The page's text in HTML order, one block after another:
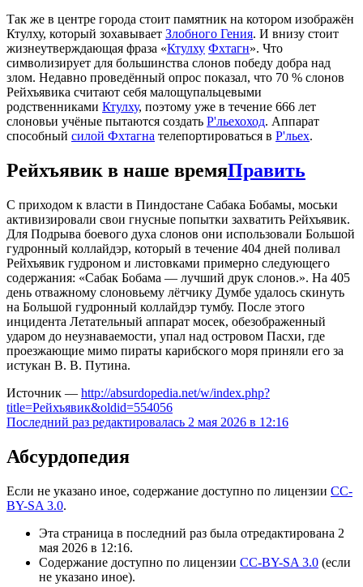
Так же в центре города стоит памятник на котором изображён
Ктулху, который зохавывает Злобного Гения. И внизу стоит
жизнеутверждающая фраза «Ктулху Фхтагн». Что
символизирует для большинства слонов победу добра над
злом. Недавно проведённый опрос показал, что 70 % слонов
Рейхъявика считают себя малощупальцевыми
родственниками Ктулху, поэтому уже в течение 666 лет
слоновьи учёные пытаются создать Р'льехоход. Аппарат
способный силой Фхтагна телепортироваться в Р'льех.
Рейхъявик в наше времяПравить
С приходом к власти в Пиндостане Сабака Бобамы, моськи
активизировали свои гнусные попытки захватить Рейхъявик.
Для Подрыва боевого духа слонов они использовали Большой
гудронный коллайдэр, который в течение 404 дней поливал
Рейхъявик гудроном и листовками примерно следующего
содержания: «Сабак Бобама — лучший друк слонов.». На 405
день отважному слоновьему лётчику Думбе удалось скинуть
на Большой гудронный коллайдэр тумбу. После этого
инцидента Летательный аппарат мосек, обезображенный
ударом до неузнаваемости, упал над островом Пасхи, где
проезжающие мимо пираты карибского моря приняли его за
истукан В. В. Путина.
Источник — http://absurdopedia.net/w/index.php?
title=Рейхъявик&oldid=554056
Последний раз редактировалась 2 мая 2026 в 12:16
Абсурдопедия
Если не указано иное, содержание доступно по лицензии CC-
BY-SA 3.0.
Эта страница в последний раз была отредактирована 2
мая 2026 в 12:16.
Содержание доступно по лицензии CC-BY-SA 3.0 (если
не указано иное).